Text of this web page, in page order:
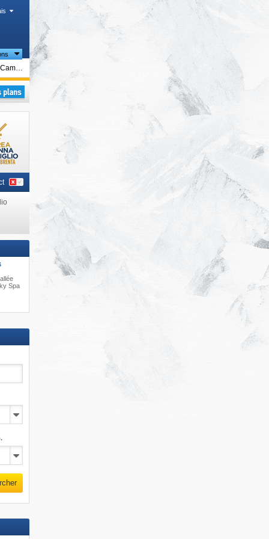
Madonna di Campiglio/​Pinzolo/​Folgàrida/​Marilleva
Madonna di Campiglio/​Pinzolo/​Folgàrida/​Marilleva
Spa